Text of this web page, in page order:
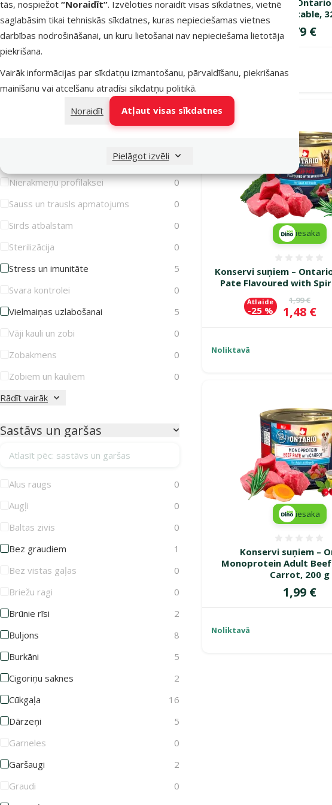
tās, nospiežot “Noraidīt”. Izvēloties noraidīt visas sīkdatnes, vietnē
saglabāsim tikai tehniskās sīkdatnes, kuras nepieciešamas vietnes
darbības nodrošināšanai, un kuru lietošanai nav nepieciešama lietotāja
piekrišana.
Vairāk informācijas par sīkdatņu izmantošanu, pārvaldīšanu, piekrišanas
mainīšanu vai atcelšanu atradīsi sīkdatņu politikā.
Noraidīt
Atļaut visas sīkdatnes
Pielāgot izvēli
Iekaisusi āda
0
Imunitātes stiprināšanai
Jutīga gremošana
Jutīga āda
0
Jutīgas locītavas
0
Liekais svars/Aptaukošanās
0
0
Nierakmeņu profilaksei
0
Sauss un trausls apmatojums
0
Sirds atbalstam
0
Sterilizācija
0
Stress un imunitāte
5
Svara kontrolei
0
Vielmaiņas uzlabošanai
5
Vāji kauli un zobi
0
Zobakmens
0
Zobiem un kauliem
0
Rādīt vairāk
Sastāvs un garšas
Atlasīt pēc: sastāvs un garšas
Alus raugs
0
Augļi
0
Baltas zivis
0
Bez graudiem
1
Bez vistas gaļas
0
Briežu ragi
0
Brūnie rīsi
2
Buljons
8
Burkāni
5
Cigoriņu saknes
2
Cūkgaļa
16
Dārzeņi
5
Garneles
0
Garšaugi
2
Graudi
0
with vegetable,
Cena
2,79 €
Noliktavā
Konservi suņiem –
Pate Flavoured with
Oriģinālā
1,99 €
Cena
1,48 €
Atlaide
-25 %
iesaka
Noliktavā
Konservi suņiem –
Monoprotein Adult
Carrot, 200 g
Cena
1,99 €
iesaka
Noliktavā